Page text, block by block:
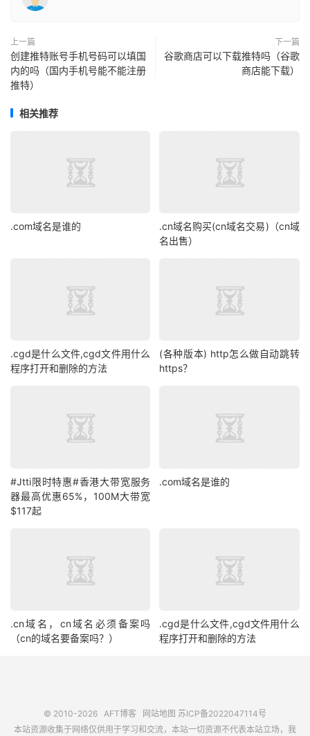
上一篇
创建推特账号手机号码可以填国
内的吗（国内手机号能不能注册
推特）
下一篇
谷歌商店可以下载推特吗（谷歌
商店能下载）
相关推荐
.com域名是谁的
.cn域名购买(cn域名交易)（cn域
名出售）
.cgd是什么文件,cgd文件用什么
程序打开和删除的方法
(各种版本) http怎么做自动跳转
https？
#Jtti限时特惠#香港大带宽服务
器最高优惠65%，100M大带宽
$117起
.com域名是谁的
.cn域名，cn域名必须备案吗
（cn的域名要备案吗？）
.cgd是什么文件,cgd文件用什么
程序打开和删除的方法
© 2010-2026 AFT博客 网站地图 苏ICP备2022047114号
本站资源收集于网络仅供用于学习和交流，本站一切资源不代表本站立场，我